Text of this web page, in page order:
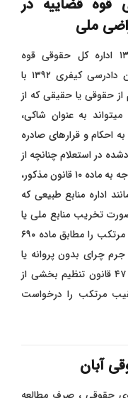
حقوقی قوه قضاییه در
ملی
نظریه شماره ۷/۹۷/۱۱۶ مورخ ۱۳۹۷/۰۱/۲۷ اداره کل حقوقی قوه
قضاییه: ۱-با توجه به ماده ۱۰ قانون آیین دادرسی کیفری ۱۳۹۲ با
حقوقی یا حقیقی که از
به عنوان شاکی،
و قرارهای صادره
در استعلام چنانچه از
وقوع جرم، متحمل ضرر و زیان شوند، با توجه به ماده ۱۰ قانون مذکور،
اداره منابع طبیعی که
تخریب منابع ملی یا
تصرف این اراضی به عنوان شاکی، تعقیب مرتکب را مطابق ماده ۶۹۰
جرم چرای بدون پروانه یا
مازاد بر پروانه چرا موضوع تبصره ۲ ماده ۴۷ قانون تنظیم بخشی از
مرتکب را درخواست
آبان